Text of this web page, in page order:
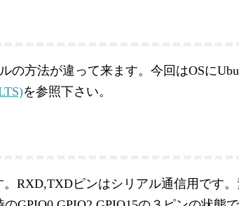
の方法が違って来ます。今回はOSに
を参照下さい。
。RXD,TXDピンはシリアル通信用です